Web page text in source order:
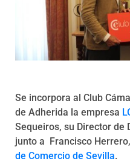
Se incorpora al Club
de Adherida la empresa
Sequeiros, su Director de
junto a Francisco
de Comercio de Sevilla.